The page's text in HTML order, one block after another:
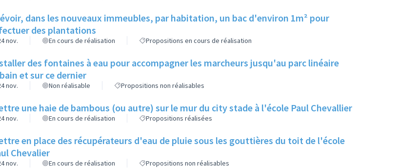
dans les nouveaux immeubles, par habitation, un bac d'environ 1m² pour
des plantations
nov. En cours de réalisation Propositions en cours de réalisation
des fontaines à eau pour accompagner les marcheurs jusqu'au parc linéaire
et sur ce dernier
nov. Non réalisable Propositions non réalisables
une haie de bambous (ou autre) sur le mur du city stade à l'école Paul Chevallier
nov. En cours de réalisation Propositions réalisées
en place des récupérateurs d'eau de pluie sous les gouttières du toit de l'école
Chevalier
nov. En cours de réalisation Propositions non réalisables